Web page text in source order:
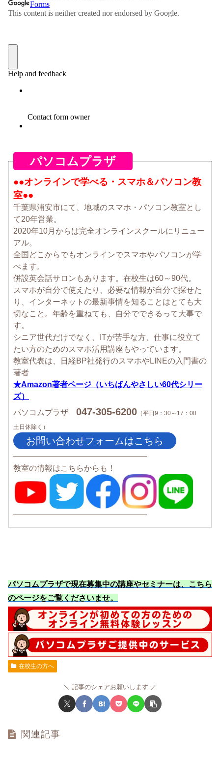
パソコムプラザ
●●オンラインで学べる・スマホ＆パソコン教
室●●
千葉県浦安市にて、地域のスマホ・パソコン教室とし
て20年営業。
2020年10月からは完全オンラインスクールにリニュー
アル。
全国どこからでもオンラインでスマホやパソコンが学
べます。
併設英会話サロンもあります。在校生は60～90代。
スマホが自分で使えたり、必要な情報が自分で探せた
り、インターネットの最新事情を知ることはとても大
切なこと。年齢を重ねても、自分でできるって大事で
す。
シニア世代だけでなく、ITが苦手な方、仕事に役立て
たい方のためのスマホ活用講座もやっています。
教室代表は、日経BP社発行のスマホやLINEの入門書の
著者
★Amazon著者ページ（いちばんやさしい60代シリー
ズ）
パソコムプラザ 047-305-6200 （平日9：30～17：00
土日休除く）
お問い合わせフォームはこちら
—————————————————
教室の情報はこちらからも！
—————————————————
パソコムプラザで現在募集中の講座やセミナーは、こちら
のページをご覧くださいませ。
在校生の方へ
記事のシェアお願いします
関連記事